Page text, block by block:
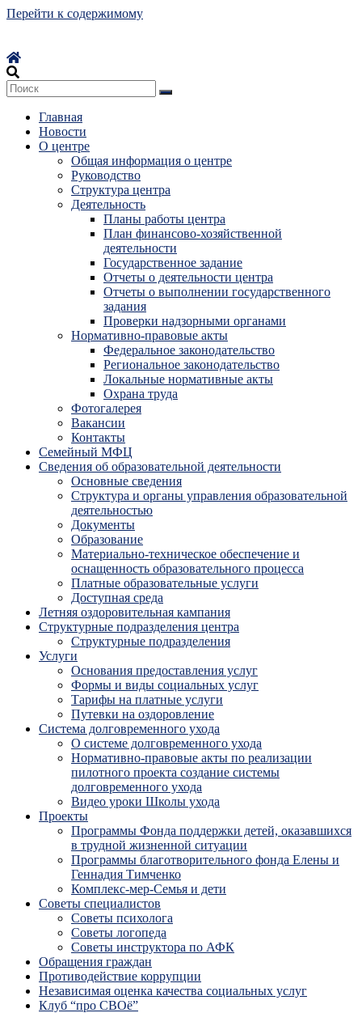
Перейти к содержимому
Главная
Новости
О центре
Общая информация о центре
Руководство
Структура центра
Деятельность
Планы работы центра
План финансово-хозяйственной
деятельности
Государственное задание
Отчеты о деятельности центра
Отчеты о выполнении государственного
задания
Проверки надзорными органами
Нормативно-правовые акты
Федеральное законодательство
Региональное законодательство
Локальные нормативные акты
Охрана труда
Фотогалерея
Вакансии
Контакты
Семейный МФЦ
Сведения об образовательной деятельности
Основные сведения
Структура и органы управления образовательной
деятельностью
Документы
Образование
Материально-техническое обеспечение и
оснащенность образовательного процесса
Платные образовательные услуги
Доступная среда
Летняя оздоровительная кампания
Структурные подразделения центра
Структурные подразделения
Услуги
Основания предоставления услуг
Формы и виды социальных услуг
Тарифы на платные услуги
Путевки на оздоровление
Система долговременного ухода
О системе долговременного ухода
Нормативно-правовые акты по реализации
пилотного проекта создание системы
долговременного ухода
Видео уроки Школы ухода
Проекты
Программы Фонда поддержки детей, оказавшихся
в трудной жизненной ситуации
Программы благотворительного фонда Елены и
Геннадия Тимченко
Комплекс-мер-Семья и дети
Советы специалистов
Советы психолога
Советы логопеда
Советы инструктора по АФК
Обращения граждан
Противодействие коррупции
Независимая оценка качества социальных услуг
Клуб “про СВОё”